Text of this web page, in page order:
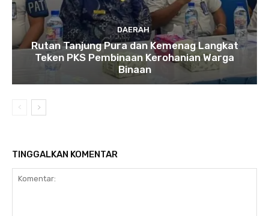
DAERAH
Rutan Tanjung Pura dan Kemenag Langkat
Teken PKS Pembinaan Kerohanian Warga
Binaan
TINGGALKAN KOMENTAR